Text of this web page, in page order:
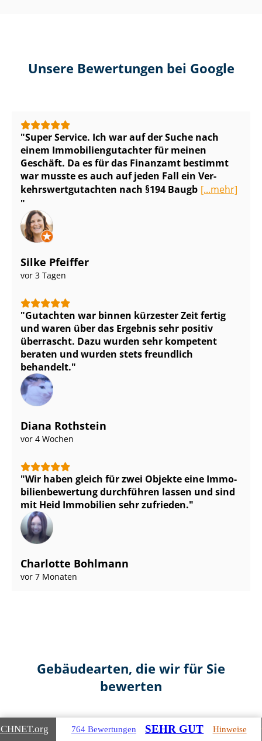
Unsere Bewertungen bei Google
Super Service. Ich war auf der Suche nach
einem Im­mo­bi­li­en­gut­ach­ter für meinen
Geschäft. Da es für das Finanzamt bestimmt
war musste es auch auf jeden Fall ein Ver­
kehrs­wert­gut­ach­ten nach §194 Baugb [...mehr]
Silke Pfeiffer
vor 3 Tagen
Gutachten war binnen kürzester Zeit fertig
und waren über das Ergebnis sehr positiv
überrascht. Dazu wurden sehr kompetent
beraten und wurden stets freundlich
behandelt.
Diana Rothstein
vor 4 Wochen
Wir haben gleich für zwei Objekte eine Im­mo­
bi­li­en­be­wer­tung durchführen lassen und sind
mit Heid Immobilien sehr zufrieden.
Charlotte Bohlmann
vor 7 Monaten
Gebäudearten, die wir für Sie
bewerten
.org 764 Bewertungen SEHR GUT Hinweise